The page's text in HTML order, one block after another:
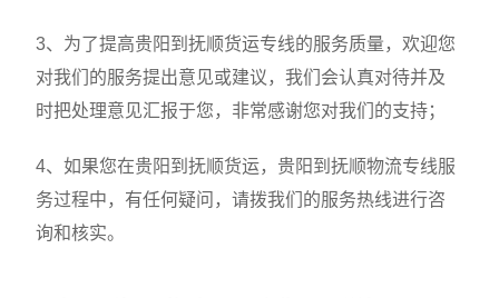
3、为了提高贵阳到抚顺货运专线的服务质量，欢迎您
对我们的服务提出意见或建议，我们会认真对待并及
时把处理意见汇报于您，非常感谢您对我们的支持；
4、如果您在贵阳到抚顺货运，贵阳到抚顺物流专线服
务过程中，有任何疑问，请拨我们的服务热线进行咨
询和核实。